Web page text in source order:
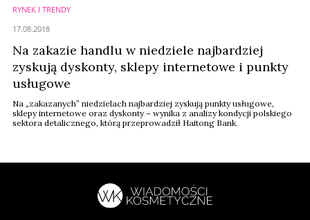
RYNEK I TRENDY
Na zakazie handlu w niedziele najbardziej
zyskują dyskonty, sklepy internetowe i punkty
usługowe
Na „zakazanych” niedzielach najbardziej zyskują punkty usługowe,
sklepy internetowe oraz dyskonty – wynika z analizy kondycji polskiego
sektora detalicznego, którą przeprowadził Haitong Bank.
17.08.2018